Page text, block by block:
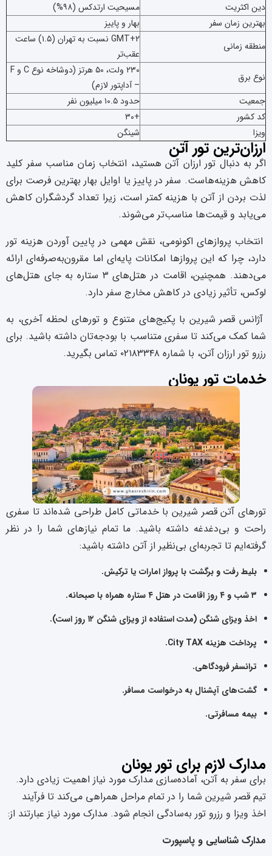
دین اکثریت
مسیحیت ارتدکس (۹۸%)
بهترین زمان سفر
بهار و پاییز
منطقه زمانی
GMT+2 نسبت به تهران (۱.۵) ساعت
عقب‌تر
نوع برق
۲۳۰ ولت، ۵۰ هرتز (دوشاخه نوع C و F
– آداپتور لازم)
جمعیت
حدود ۱۰.۵ میلیون نفر
کد کشور
+۳۰
ویزا
شینگن
ارزان‌ترین تور آتن
اگر به دنبال تور ارزان آتن هستید، انتخاب زمان مناسب سفر کلید
کاهش هزینه‌هاست. سفر در پاییز یا اوایل بهار بهترین فرصت برای
لذت بردن از آتن با هزینه کمتر است، زیرا تعداد گردشگران کاهش
می‌یابد و قیمت‌ها مناسب‌تر می‌شوند.
انتخاب پروازهای اکونومی، نقش مهمی در پایین آوردن هزینه تور
دارد، چرا که این پروازها امکانات پایه‌ای اما مقرون‌به‌صرفه‌ای ارائه
می‌دهند. همچنین، اقامت در هتل‌های ۳ ستاره به جای هتل‌های
لوکس، تأثیر زیادی در کاهش مخارج سفر دارد.
آژانس قصر شیرین با پکیج‌های متنوع و تورهای لحظه آخری، به
شما کمک می‌کند تا سفری متناسب با بودجه‌تان داشته باشید. برای
رزرو تور ارزان آتن، با شماره ۰۲۱۸۳۳۴۸ تماس بگیرید.
خدمات تور یونان
تورهای آتن قصر شیرین با خدماتی کامل طراحی شده‌اند تا سفری
راحت و بی‌دغدغه داشته باشید. ما تمام نیازهای شما را در نظر
گرفته‌ایم تا تجربه‌ای بی‌نظیر از آتن داشته باشید:
بلیط رفت و برگشت با پرواز امارات یا ترکیش.
۳ شب و ۴ روز اقامت در هتل ۴ ستاره همراه با صبحانه.
اخذ ویزای شنگن (مدت استفاده از ویزای شنگن ۱۲ روز است).
پرداخت هزینه City TAX.
ترانسفر فرودگاهی.
گشت‌های آپشنال به درخواست مسافر.
بیمه مسافرتی.
مدارک لازم برای تور یونان
برای سفر به آتن، آماده‌سازی مدارک مورد نیاز اهمیت زیادی دارد.
تیم قصر شیرین شما را در تمام مراحل همراهی می‌کند تا فرآیند
اخذ ویزا و رزرو تور به‌سادگی انجام شود. مدارک مورد نیاز عبارتند از:
مدارک شناسایی و پاسپورت